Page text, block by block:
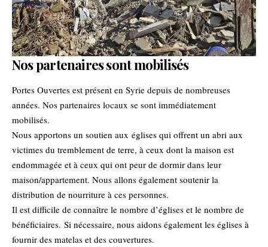
Nos partenaires sont mobilisés
Portes Ouvertes est présent en Syrie depuis de nombreuses
années. Nos partenaires locaux se sont immédiatement
mobilisés.
Nous apportons un soutien aux églises qui offrent un abri aux
victimes du tremblement de terre, à ceux dont la maison est
endommagée et à ceux qui ont peur de dormir dans leur
maison/appartement. Nous allons également soutenir la
distribution de nourriture à ces personnes.
Il est difficile de connaître le nombre d’églises et le nombre de
bénéficiaires. Si nécessaire, nous aidons également les églises à
fournir des matelas et des couvertures.